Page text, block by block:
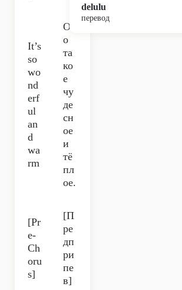
It’s
so
wo
nd
erf
ul
an
d
wa
rm
Он
о
та
ко
е
чу
де
сн
ое
и
тё
пл
ое.
[Pr
e-
Ch
oru
s]
[П
ре
дп
ри
пе
в]
delulu
перевод